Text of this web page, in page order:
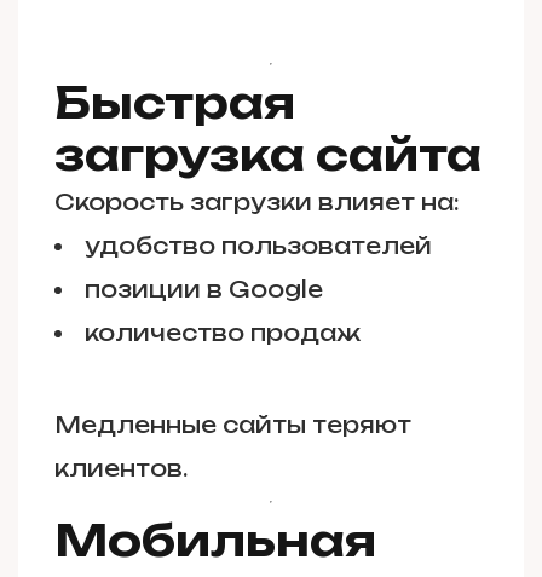
Быстрая
загрузка сайта
Скорость загрузки влияет на:
удобство пользователей
позиции в Google
количество продаж
Медленные сайты теряют
клиентов.
Мобильная